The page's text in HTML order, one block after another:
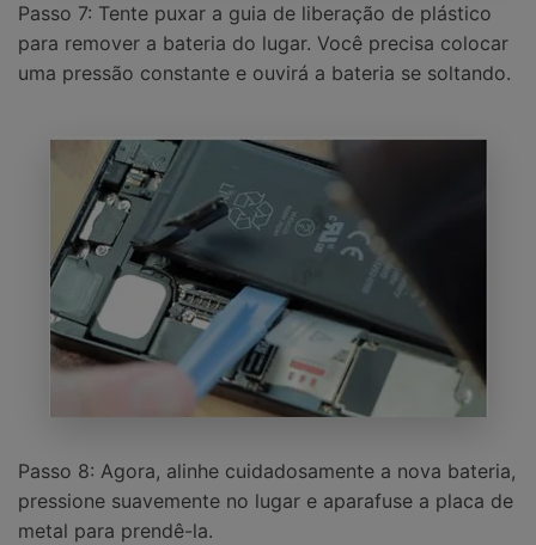
Passo 7: Tente puxar a guia de liberação de plástico
para remover a bateria do lugar. Você precisa colocar
uma pressão constante e ouvirá a bateria se soltando.
Passo 8: Agora, alinhe cuidadosamente a nova bateria,
pressione suavemente no lugar e aparafuse a placa de
metal para prendê-la.